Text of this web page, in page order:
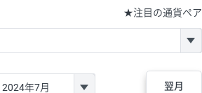
23.6円
75円 74,270円 10円
170円 86,230円 19.7円
23.5円
★注目の通貨ペア
翌月